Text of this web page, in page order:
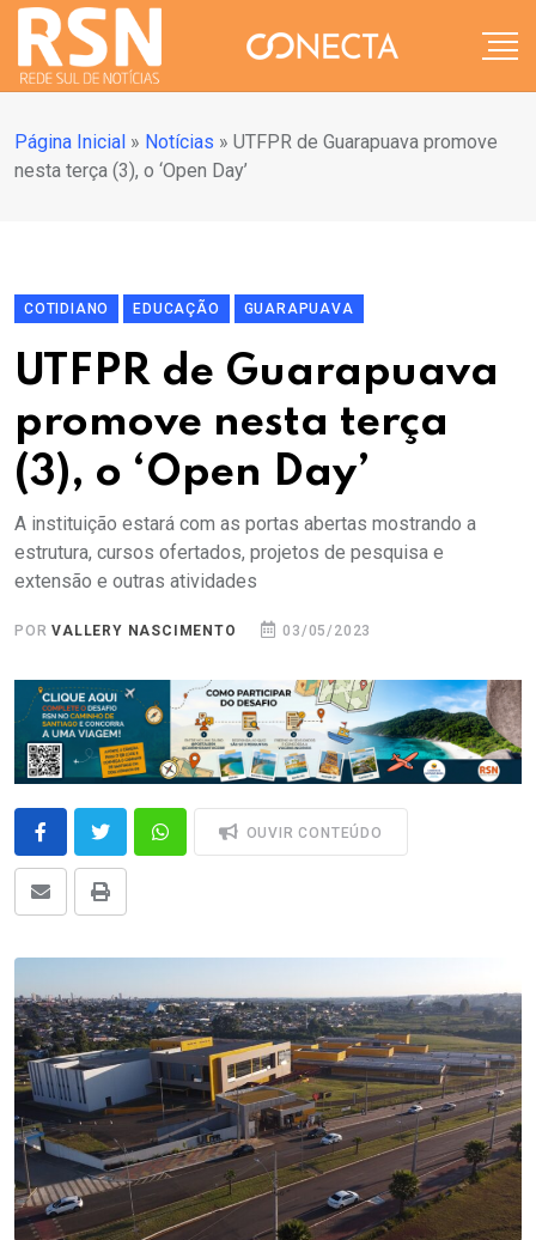
Página Inicial » Notícias » UTFPR de Guarapuava promove
nesta terça (3), o ‘Open Day’
COTIDIANO EDUCAÇÃO GUARAPUAVA
UTFPR de Guarapuava
promove nesta terça
(3), o ‘Open Day’
A instituição estará com as portas abertas mostrando a
estrutura, cursos ofertados, projetos de pesquisa e
extensão e outras atividades
PORVALLERY NASCIMENTO 03/05/2023
OUVIR CONTEÚDO